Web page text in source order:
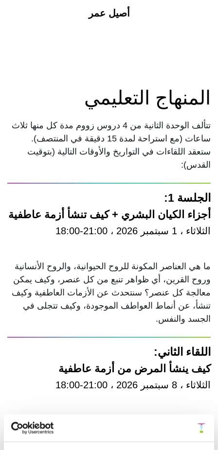
أصيل عمر
المنهاج التعليمي
تتألف الوحدة الثانية من 4 دروس زووم مدة كل منها ثلاث
ساعات (مع استراحة لمدة 15 دقيقة في المنتصف).
ستعقد اللقاءات في التواريخ والأوقات التالية (بتوقيت
القدس):
الجلسة 1:
أجزاء الكيان البشري + كيف تنشأ أزمة عاطفية
الثلاثاء ، 1 سبتمبر 2026 ، 21:00-18:00
ما هي العناصر المكونة للروح الحيوانية، والروح الأنسانية
وروح القرين، أي ظواهر تنبع من كل عنصر، وكيف يمكن
معالجة كل عنصر؟ سنتحدث عن الأزمات العاطفية وكيف
تنشأ، عن أنماط العواطف الموجودة، وكيف تتجلى في
الجسد والنفس.
اللقاء الثاني:
كيف ينشأ المرض من أزمة عاطفية
الثلاثاء ، 8 سبتمبر 2026 ، 21:00-18:00
ما هو التوتر ، تشريح المعاناة ، تعريف المرض ، الصحة
والرفاه، ما هي دورة الاستجابة الطبيعية للجسد-النفس